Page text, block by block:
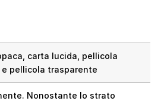
carta lucida, pellicola
e pellicola trasparente
Nonostante lo strato